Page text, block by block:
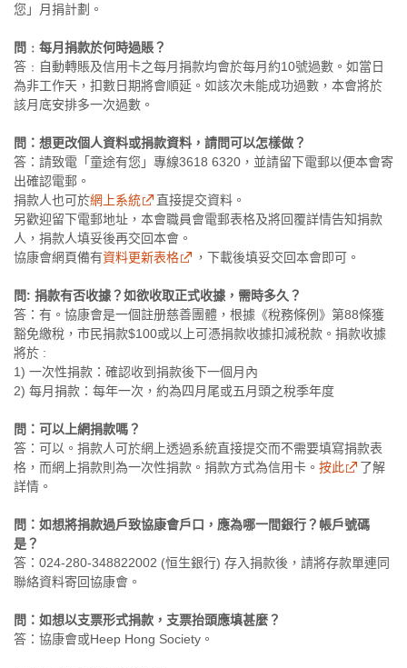
您」月捐計劃。
問﹕每月捐款於何時過賬？
答﹕自動轉賬及信用卡之每月捐款均會於每月約10號過數。如當日
為非工作天，扣數日期將會順延。如該次未能成功過數，本會將於
該月底安排多一次過數。
問：想更改個人資料或捐款資料，請問可以怎樣做？
答：請致電「童途有您」專線3618 6320，並請留下電郵以便本會寄
出確認電郵。
捐款人也可於網上系統
直接提交資料。
另歡迎留下電郵地址，本會職員會電郵表格及將回覆詳情告知捐款
人，捐款人填妥後再交回本會。
協康會網頁備有資料更新表格 ，下載後填妥交回本會即可。
問: 捐款有否收據？如欲收取正式收據，需時多久？
答：有。協康會是一個註册慈善團體，根據《稅務條例》第88條獲
豁免繳稅，市民捐款$100或以上可憑捐款收據扣減税款。捐款收據
將於 :
1) 一次性捐款：確認收到捐款後下一個月內
2) 每月捐款：每年一次，約為四月尾或五月頭之稅季年度
問：可以上網捐款嗎？
答：可以。捐款人可於網上透過系統直接提交而不需要填寫捐款表
格，而網上捐款則為一次性捐款。捐款方式為信用卡。 按此
了解
詳情。
問：如想將捐款過戶致協康會戶口，應為哪一間銀行？帳戶號碼
是？
答：024-280-348822002 (恒生銀行) 存入捐款後，請將存款單連同
聯絡資料寄回協康會。
問：如想以支票形式捐款，支票抬頭應填甚麼？
答：協康會或Heep Hong Society。